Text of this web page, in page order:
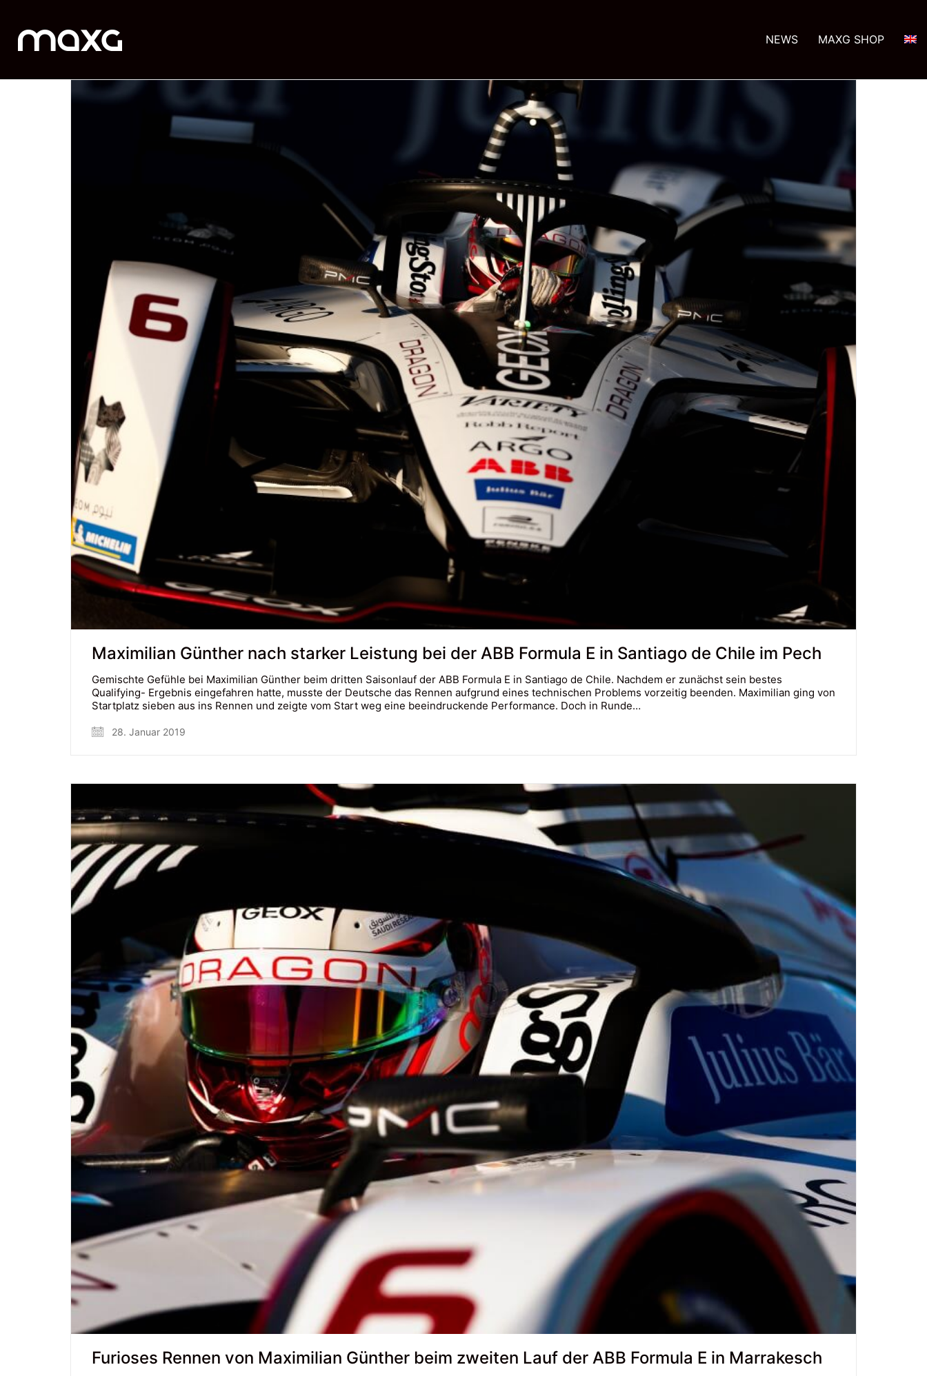
NEWS MAXG SHOP
Maximilian Günther nach starker Leistung bei der ABB Formula E in Santiago de Chile im Pech
Gemischte Gefühle bei Maximilian Günther beim dritten Saisonlauf der ABB Formula E in Santiago de Chile. Nachdem er zunächst sein bestes
Qualifying- Ergebnis eingefahren hatte, musste der Deutsche das Rennen aufgrund eines technischen Problems vorzeitig beenden. Maximilian ging von
Startplatz sieben aus ins Rennen und zeigte vom Start weg eine beeindruckende Performance. Doch in Runde…
28. Januar 2019
Furioses Rennen von Maximilian Günther beim zweiten Lauf der ABB Formula E in Marrakesch